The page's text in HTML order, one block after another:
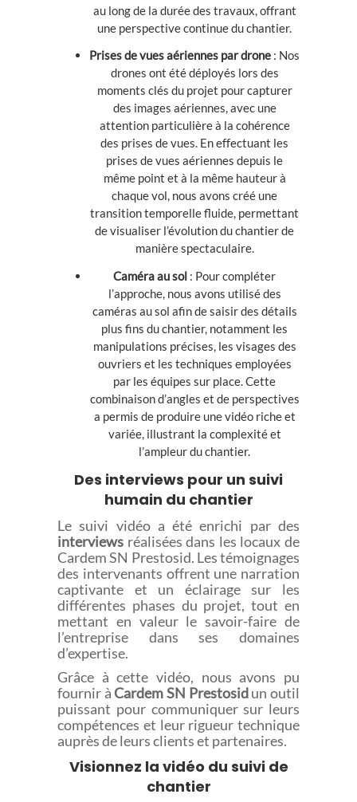
au long de la durée des travaux, offrant
une perspective continue du chantier.
Prises de vues aériennes par drone : Nos
drones ont été déployés lors des
moments clés du projet pour capturer
des images aériennes, avec une
attention particulière à la cohérence
des prises de vues. En effectuant les
prises de vues aériennes depuis le
même point et à la même hauteur à
chaque vol, nous avons créé une
transition temporelle fluide, permettant
de visualiser l’évolution du chantier de
manière spectaculaire.
Caméra au sol : Pour compléter
l’approche, nous avons utilisé des
caméras au sol afin de saisir des détails
plus fins du chantier, notamment les
manipulations précises, les visages des
ouvriers et les techniques employées
par les équipes sur place. Cette
combinaison d’angles et de perspectives
a permis de produire une vidéo riche et
variée, illustrant la complexité et
l’ampleur du chantier.
Des interviews pour un suivi
humain du chantier
Le suivi vidéo a été enrichi par des
interviews réalisées dans les locaux de
Cardem SN Prestosid. Les témoignages
des intervenants offrent une narration
captivante et un éclairage sur les
différentes phases du projet, tout en
mettant en valeur le savoir-faire de
l’entreprise dans ses domaines
d’expertise.
Grâce à cette vidéo, nous avons pu
fournir àCardem SN Prestosidun outil
puissant pour communiquer sur leurs
compétences et leur rigueur technique
auprès de leurs clients et partenaires.
Visionnez la vidéo du suivi de
chantier